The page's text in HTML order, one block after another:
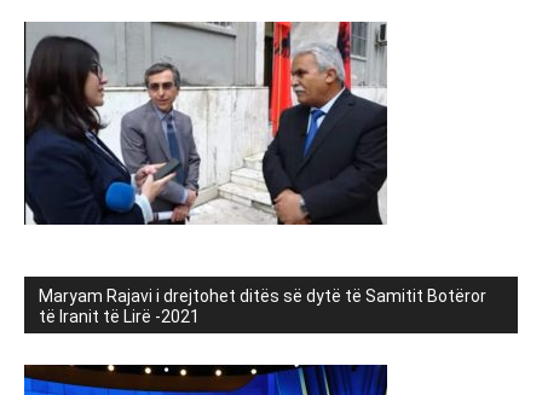
Maryam Rajavi i drejtohet ditës së dytë të Samitit Botëror
të Iranit të Lirë -2021